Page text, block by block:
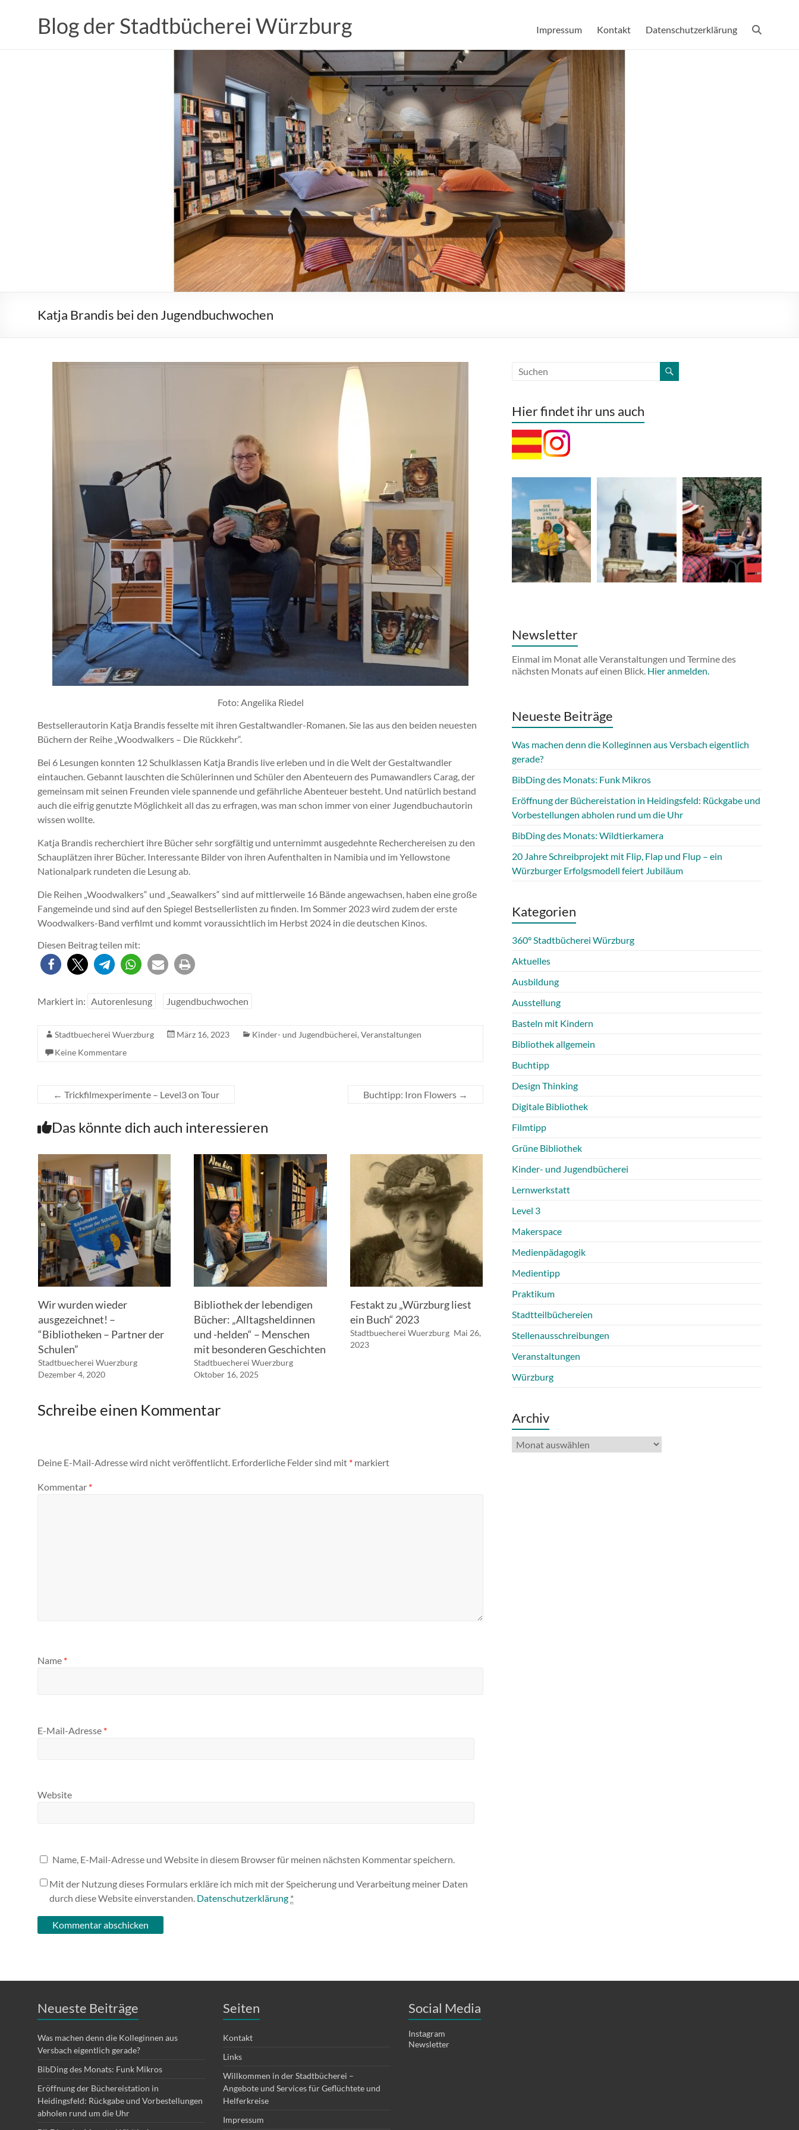
Blog der Stadtbücherei Würzburg Impressum Kontakt Datenschutzerklärung
Katja Brandis bei den Jugendbuchwochen
Foto: Angelika Riedel
Bestsellerautorin Katja Brandis fesselte mit ihren Gestaltwandler-Romanen. Sie las aus den beiden neuesten
Büchern der Reihe „Woodwalkers – Die Rückkehr“.
Bei 6 Lesungen konnten 12 Schulklassen Katja Brandis live erleben und in die Welt der Gestaltwandler
eintauchen. Gebannt lauschten die Schülerinnen und Schüler den Abenteuern des Pumawandlers Carag, der
gemeinsam mit seinen Freunden viele spannende und gefährliche Abenteuer besteht. Und natürlich bestand
auch die eifrig genutzte Möglichkeit all das zu erfragen, was man schon immer von einer Jugendbuchautorin
wissen wollte.
Katja Brandis recherchiert ihre Bücher sehr sorgfältig und unternimmt ausgedehnte Recherchereisen zu den
Schauplätzen ihrer Bücher. Interessante Bilder von ihren Aufenthalten in Namibia und im Yellowstone
Nationalpark rundeten die Lesung ab.
Die Reihen „Woodwalkers“ und „Seawalkers“ sind auf mittlerweile 16 Bände angewachsen, haben eine große
Fangemeinde und sind auf den Spiegel Bestsellerlisten zu finden. Im Sommer 2023 wird zudem der erste
Woodwalkers-Band verfilmt und kommt voraussichtlich im Herbst 2024 in die deutschen Kinos.
Diesen Beitrag teilen mit:
Markiert in: Autorenlesung Jugendbuchwochen
Stadtbuecherei Wuerzburg März 16, 2023 Kinder- und Jugendbücherei, Veranstaltungen
Keine Kommentare
← Trickfilmexperimente – Level3 on Tour Buchtipp: Iron Flowers →
Das könnte dich auch interessieren
Wir wurden wieder
ausgezeichnet! –
“Bibliotheken – Partner der
Schulen”
Stadtbuecherei Wuerzburg
Dezember 4, 2020
Bibliothek der lebendigen
Bücher: „Alltagsheldinnen
und -helden“ – Menschen
mit besonderen Geschichten
Stadtbuecherei Wuerzburg
Oktober 16, 2025
Festakt zu „Würzburg liest
ein Buch“ 2023
Stadtbuecherei Wuerzburg Mai 26,
2023
Schreibe einen Kommentar
Deine E-Mail-Adresse wird nicht veröffentlicht. Erforderliche Felder sind mit * markiert
Kommentar *
Name *
E-Mail-Adresse *
Website
Name, E-Mail-Adresse und Website in diesem Browser für meinen nächsten Kommentar speichern.
Mit der Nutzung dieses Formulars erkläre ich mich mit der Speicherung und Verarbeitung meiner Daten
durch diese Website einverstanden. Datenschutzerklärung *
Hier findet ihr uns auch
Newsletter
Einmal im Monat alle Veranstaltungen und Termine des
nächsten Monats auf einen Blick. Hier anmelden.
Neueste Beiträge
Was machen denn die Kolleginnen aus Versbach eigentlich
gerade?
BibDing des Monats: Funk Mikros
Eröffnung der Büchereistation in Heidingsfeld: Rückgabe und
Vorbestellungen abholen rund um die Uhr
BibDing des Monats: Wildtierkamera
20 Jahre Schreibprojekt mit Flip, Flap und Flup – ein
Würzburger Erfolgsmodell feiert Jubiläum
Kategorien
360° Stadtbücherei Würzburg
Aktuelles
Ausbildung
Ausstellung
Basteln mit Kindern
Bibliothek allgemein
Buchtipp
Design Thinking
Digitale Bibliothek
Filmtipp
Grüne Bibliothek
Kinder- und Jugendbücherei
Lernwerkstatt
Level 3
Makerspace
Medienpädagogik
Medientipp
Praktikum
Stadtteilbüchereien
Stellenausschreibungen
Veranstaltungen
Würzburg
Archiv
Archiv
Neueste Beiträge
Was machen denn die Kolleginnen aus
Versbach eigentlich gerade?
BibDing des Monats: Funk Mikros
Eröffnung der Büchereistation in
Heidingsfeld: Rückgabe und Vorbestellungen
abholen rund um die Uhr
Seiten
Kontakt
Links
Willkommen in der Stadtbücherei –
Angebote und Services für Geflüchtete und
Helferkreise
Impressum
Social Media
Instagram
Newsletter